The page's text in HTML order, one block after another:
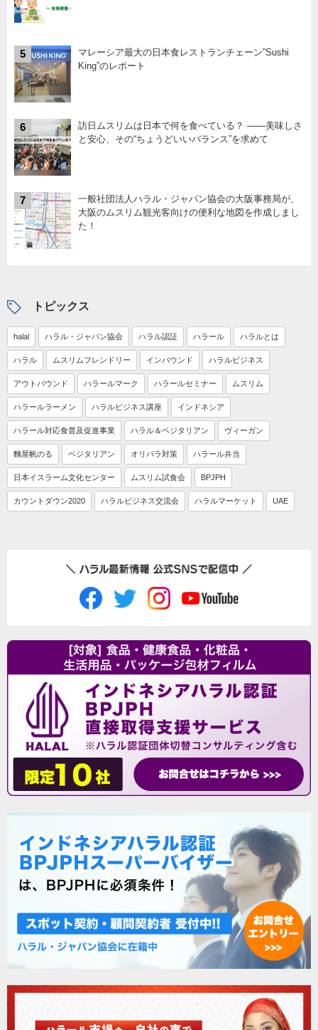
5
マレーシア最大の日本食レストランチェーン”Sushi
King”のレポート
6
訪日ムスリムは日本で何を食べている？ ――美味しさ
と安心、その“ちょうどいいバランス”を求めて
7
一般社団法人ハラル・ジャパン協会の大阪事務局が、
大阪のムスリム観光客向けの便利な地図を作成しまし
た！
トピックス
halal ハラル・ジャパン協会 ハラル認証 ハラール ハラルとは
ハラル ムスリムフレンドリー インバウンド ハラルビジネス
アウトバウンド ハラールマーク ハラールセミナー ムスリム
ハラールラーメン ハラルビジネス講座 インドネシア
ハラール対応食普及促進事業 ハラル＆ベジタリアン ヴィーガン
麵屋帆のる ベジタリアン オリパラ対策 ハラール弁当
日本イスラーム文化センター ムスリム試食会 BPJPH
カウントダウン2020 ハラルビジネス交流会 ハラルマーケット UAE